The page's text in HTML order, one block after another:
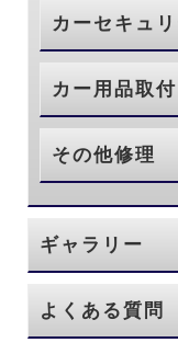
カーセキュリ
カー用品取付
その他修理
ギャラリー
よくある質問